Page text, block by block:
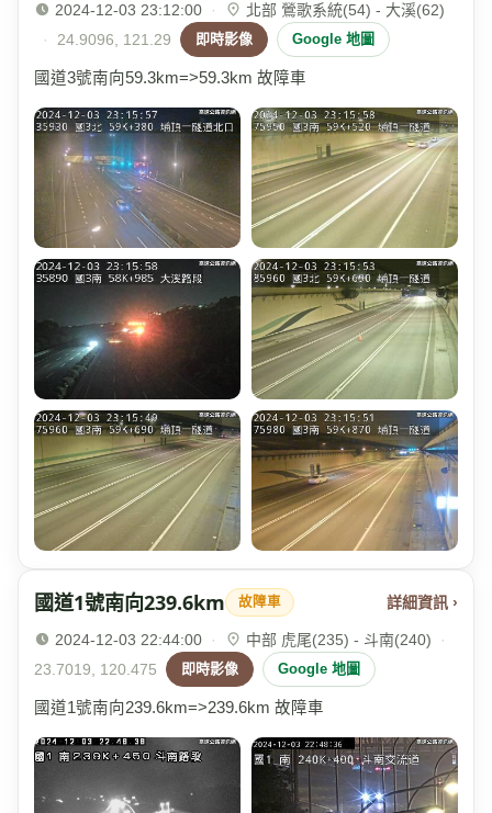
2024-12-03 23:12:00 ·
北部 鶯歌系統(54) - 大溪(62)
·
24.9096, 121.29 即時影像 Google 地圖
國道3號南向59.3km=>59.3km 故障車
國道1號南向239.6km 故障車 詳細資訊 ›
2024-12-03 22:44:00 · 中部 虎尾(235) - 斗南(240)
·
23.7019, 120.475
即時影像 Google 地圖
國道1號南向239.6km=>239.6km 故障車